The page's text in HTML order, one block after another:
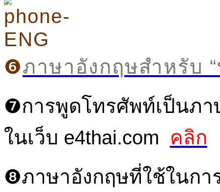
❻ภาษาอังกฤษสำหรับ “
❼การพูดโทรศัพท์เป็นภ
ในเว็บ e4thai.com คลิก
❽ภาษาอังกฤษที่ใช้ในกา